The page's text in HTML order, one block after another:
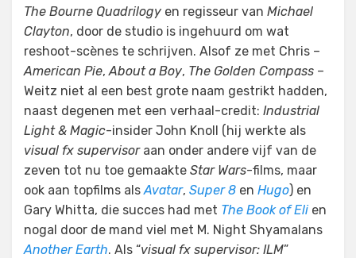
The Bourne Quadrilogy en regisseur van Michael
Clayton, door de studio is ingehuurd om wat
reshoot-scènes te schrijven. Alsof ze met Chris –
American Pie, About a Boy, The Golden Compass –
Weitz niet al een best grote naam gestrikt hadden,
naast degenen met een verhaal-credit: Industrial
Light & Magic-insider John Knoll (hij werkte als
visual fx supervisoraan onder andere vijf van de
zeven tot nu toe gemaakte Star Wars-films, maar
ook aan topfilms als Avatar, Super 8 en Hugo) en
Gary Whitta, die succes had met The Book of Eli en
nogal door de mand viel met M. Night Shyamalans
Another Earth. Als “visual fx supervisor: ILM”